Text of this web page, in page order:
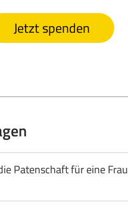
Jetzt spenden
Patenschaft für eine Frau